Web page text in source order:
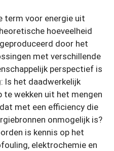
term voor energie uit
hoeveelheid
door het
met verschillende
perspectief is
Is het daadwerkelijk
wekken uit het mengen
met een efficiency die
onmogelijk is?
is kennis op het
elektrochemie en